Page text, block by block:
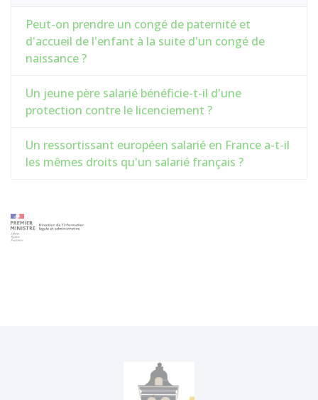
Peut-on prendre un congé de paternité et
d'accueil de l'enfant à la suite d'un congé de
naissance ?
Un jeune père salarié bénéficie-t-il d'une
protection contre le licenciement ?
Un ressortissant européen salarié en France a-t-il
les mêmes droits qu'un salarié français ?